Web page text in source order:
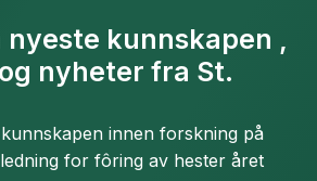
nyeste kunnskapen ,
nyheter fra St.
innen forskning på
for fôring av hester året